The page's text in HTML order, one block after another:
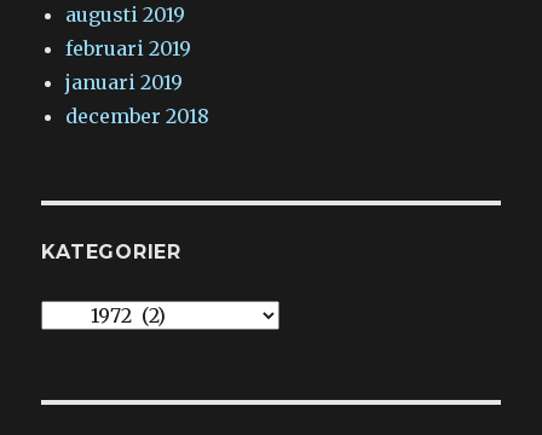
augusti 2019
februari 2019
januari 2019
december 2018
KATEGORIER
Kategorier